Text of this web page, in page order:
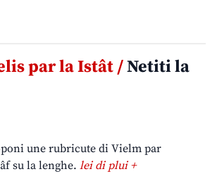
par la Istât /Netiti la
une rubricute di Vielm par
su la lenghe. lei di plui +